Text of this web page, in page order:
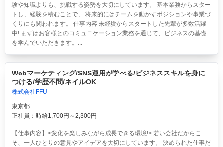
験や知識よりも、挑戦する姿勢を大切にしています。 基本業務からスター
トし、経験を積むことで、 将来的にはチームを動かすポジションや事業づ
くりにも関われます。 仕事内容 未経験からスタートした先輩が多数活躍
中! まずはお客様とのコミュニケーション業務を通じて、ビジネスの基礎
を学んでいただきます。...
Webマーケティング/SNS運用が学べる/ビジネススキルを身に
つける/学歴不問/ネイルOK
株式会社FFU
東京都
正社員：時給1,700円～2,300円
【仕事内容】<変化を楽しみながら成長できる環境!> 若い会社だからこ
そ、一人ひとりの意見やアイデアを大切にしています。 決められた仕事だ